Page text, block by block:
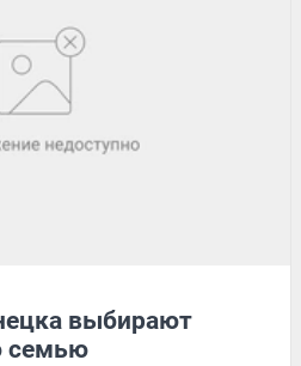
выбирают
семью